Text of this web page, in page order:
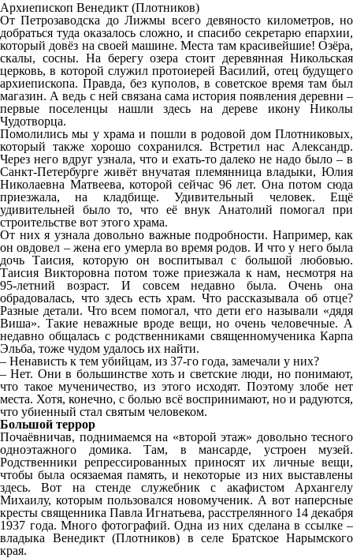
Архиепископ Венедикт (Плотников)
От Петрозаводска до Лижмы всего девяносто километров, но
добраться туда оказалось сложно, и спасибо секретарю епархии,
который довёз на своей машине. Места там красивейшие! Озёра,
скалы, сосны. На берегу озера стоит деревянная Никольская
церковь, в которой служил протоиерей Василий, отец будущего
архиепископа. Правда, без куполов, в советское время там был
магазин. А ведь с ней связана сама история появления деревни –
первые поселенцы нашли здесь на дереве икону Николы
Чудотворца.
Помолились мы у храма и пошли в родовой дом Плотниковых,
который также хорошо сохранился. Встретил нас Александр.
Через него вдруг узнала, что и ехать-то далеко не надо было – в
Санкт-Петербурге живёт внучатая племянница владыки, Юлия
Николаевна Матвеева, которой сейчас 96 лет. Она потом сюда
приезжала, на кладбище. Удивительный человек. Ещё
удивительней было то, что её внук Анатолий помогал при
строительстве вот этого храма.
От них я узнала довольно важные подробности. Например, как
он овдовел – жена его умерла во время родов. И что у него была
дочь Таисия, которую он воспитывал с большой любовью.
Таисия Викторовна потом тоже приезжала к нам, несмотря на
95-летний возраст. И совсем недавно была. Очень она
обрадовалась, что здесь есть храм. Что рассказывала об отце?
Разные детали. Что всем помогал, что дети его называли «дядя
Виша». Такие неважные вроде вещи, но очень человечные. А
недавно общалась с родственниками священномученика Карпа
Эльба, тоже чудом удалось их найти.
– Ненависть к тем убийцам, из 37-го года, замечали у них?
– Нет. Они в большинстве хоть и светские люди, но понимают,
что такое мученичество, из этого исходят. Поэтому злобе нет
места. Хотя, конечно, с болью всё воспринимают, но и радуются,
что убиенный стал святым человеком.
Большой террор
Почаёвничав, поднимаемся на «второй этаж» довольно тесного
одноэтажного домика. Там, в мансарде, устроен музей.
Родственники репрессированных приносят их личные вещи,
чтобы была осязаемая память, и некоторые из них выставлены
здесь. Вот на стенде служебник с акафистом Архангелу
Михаилу, которым пользовался новомученик. А вот наперсные
кресты священника Павла Игнатьева, расстрелянного 14 декабря
1937 года. Много фотографий. Одна из них сделана в ссылке –
владыка Венедикт (Плотников) в селе Братское Нарымского
края.